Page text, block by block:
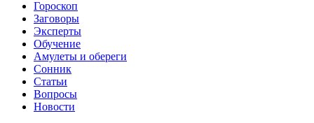
Гороскоп
Заговоры
Эксперты
Обучение
Амулеты и обереги
Сонник
Статьи
Вопросы
Новости